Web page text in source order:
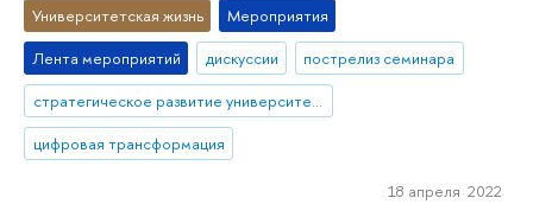
Университетская жизнь
Мероприятия
Лента мероприятий
дискуссии
пострелиз семинара
стратегическое развитие университетов
цифровая трансформация
18 апреля 2022